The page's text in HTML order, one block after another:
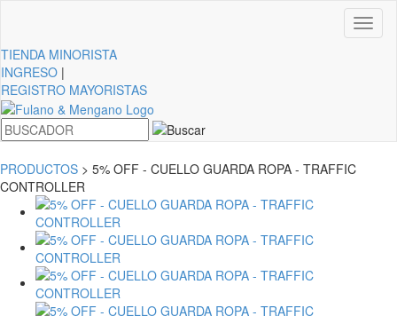
TIENDA MINORISTA
INGRESO |
REGISTRO MAYORISTAS
PRODUCTOS > 5% OFF - CUELLO GUARDA ROPA - TRAFFIC
CONTROLLER